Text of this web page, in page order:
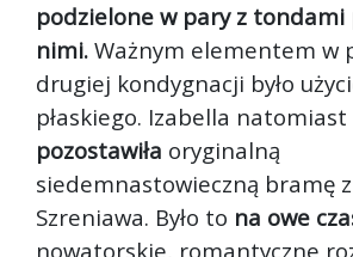
podzielone w pary z tondami
nimi. Ważnym elementem w
drugiej kondygnacji było
płaskiego. Izabella natomiast
pozostawiła oryginalną
siedemnastowieczną bramę
Szreniawa. Było to na owe
nowatorskie, romantyczne